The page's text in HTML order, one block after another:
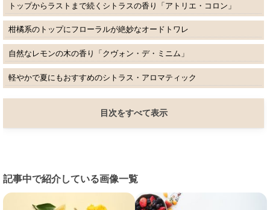
トップからラストまで続くシトラスの香り「アトリエ・コロン」
柑橘系のトップにフローラルが絶妙なオードトワレ
自然なレモンの木の香り「クヴォン・デ・ミニム」
軽やかで夏にもおすすめのシトラス・アロマティック
目次をすべて表示
記事中で紹介している画像一覧